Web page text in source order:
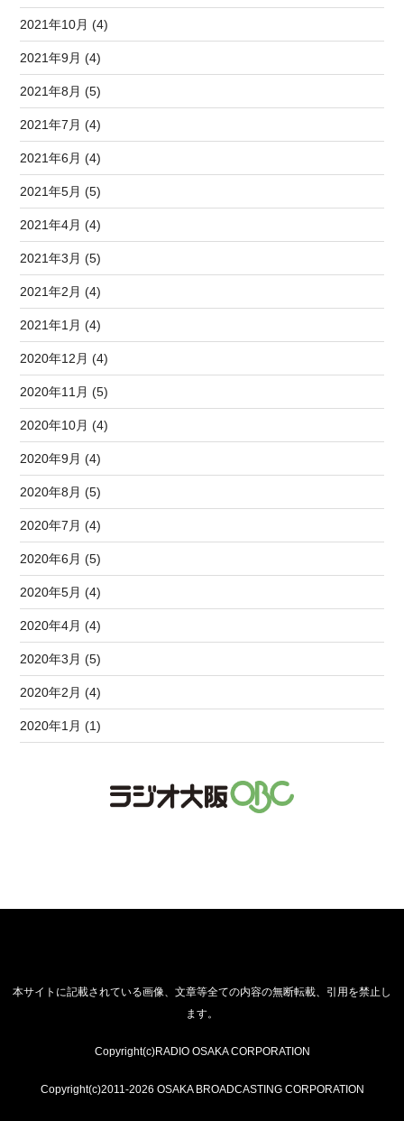
2021年10月 (4)
2021年9月 (4)
2021年8月 (5)
2021年7月 (4)
2021年6月 (4)
2021年5月 (5)
2021年4月 (4)
2021年3月 (5)
2021年2月 (4)
2021年1月 (4)
2020年12月 (4)
2020年11月 (5)
2020年10月 (4)
2020年9月 (4)
2020年8月 (5)
2020年7月 (4)
2020年6月 (5)
2020年5月 (4)
2020年4月 (4)
2020年3月 (5)
2020年2月 (4)
2020年1月 (1)
本サイトに記載されている画像、文章等全ての内容の無断転載、引用を禁止し
ます。
Copyright(c)RADIO OSAKA CORPORATION
Copyright(c)2011-2026 OSAKA BROADCASTING CORPORATION